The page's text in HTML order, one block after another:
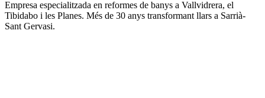
Empresa especialitzada en reformes de banys a Vallvidrera, el
Tibidabo i les Planes. Més de 30 anys transformant llars a Sarrià-
Sant Gervasi.